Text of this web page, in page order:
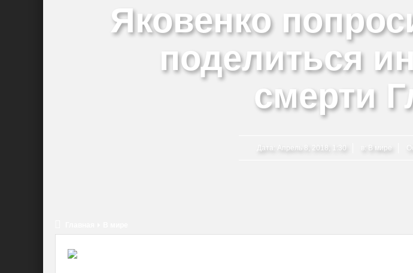
Яковенко
поделиться
смерти
Дата: Апрель 8, 2018, 1:30 в: В мире